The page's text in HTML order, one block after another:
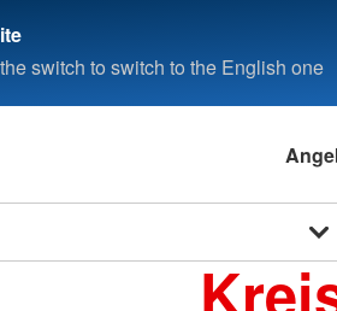
switch to switch to the English one